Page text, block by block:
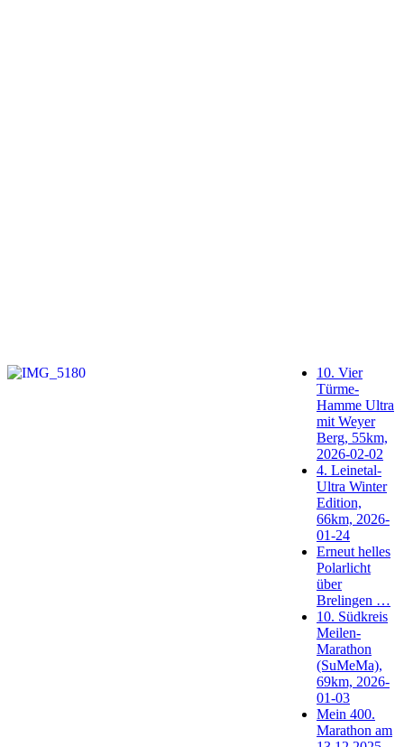
10. Vier
Türme-
Hamme Ultra
mit Weyer
Berg, 55km,
2026-02-02
4. Leinetal-
Ultra Winter
Edition,
66km, 2026-
01-24
Erneut helles
Polarlicht
über
Brelingen …
10. Südkreis
Meilen-
Marathon
(SuMeMa),
69km, 2026-
01-03
Mein 400.
Marathon am